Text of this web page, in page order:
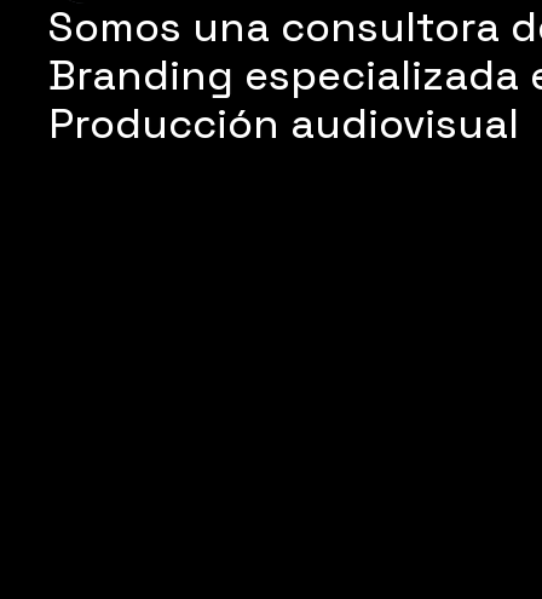
Somos una consultora
Branding especializada
Producción audiovisual